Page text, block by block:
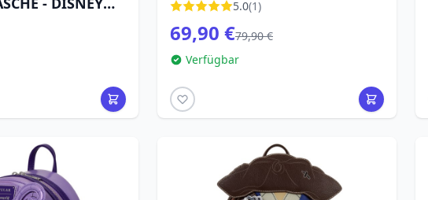
DISNEY LOUNGEFLY
5.0(1)
69,90 €79,90 €
Verfügbar